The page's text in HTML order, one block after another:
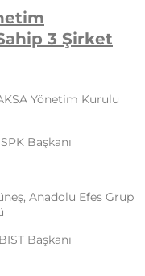
3 Şirket
Yönetim Kurulu
Başkanı
Anadolu Efes Grup
Başkanı